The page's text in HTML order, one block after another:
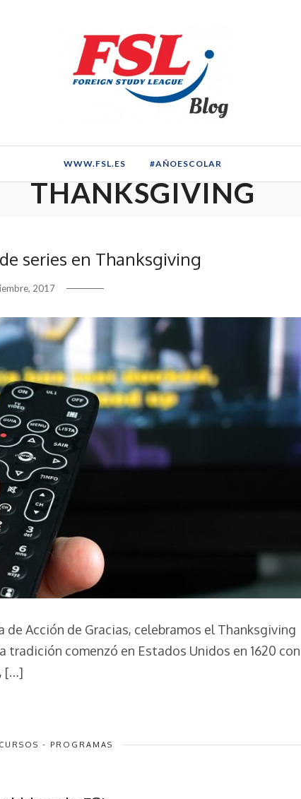
WWW.FSL.ES #AÑOESCOLAR
THANKSGIVING
series en Thanksgiving
2017
Acción de Gracias, celebramos el Thanksgiving
comenzó en Estados Unidos en 1620
[…]
CURSOS - PROGRAMAS